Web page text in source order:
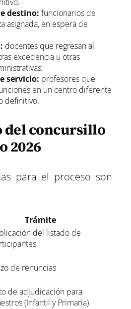
destino: funcionarios de
asignada, en espera de
docentes que regresan al
excedencia u otras
servicio: profesores que
en un centro diferente
definitivo.
del concursillo
2026
para el proceso son
Trámite
del listado de
de renuncias
de adjudicación para
(Infantil y Primaria)